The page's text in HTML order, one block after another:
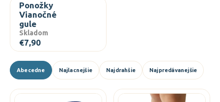
Ponožky
Vianočné
gule
Skladom
€7,90
R
a
d
Abecedne Najlacnejšie Najdrahšie Najpredávanejšie
V
O
d
p
o
r